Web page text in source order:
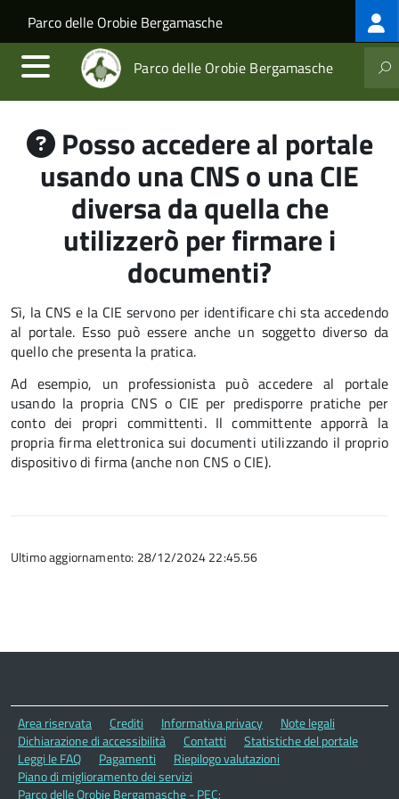
Salta al contenuto principale
Skip to site navigation
Parco delle Orobie Bergamasche
Parco delle Orobie Bergamasche
Posso accedere al portale
usando una CNS o una CIE
diversa da quella che
utilizzerò per firmare i
documenti?
Sì, la CNS e la CIE servono per identificare chi sta accedendo
al portale. Esso può essere anche un soggetto diverso da
quello che presenta la pratica.
Ad esempio, un professionista può accedere al portale
usando la propria CNS o CIE per predisporre pratiche per
conto dei propri committenti. Il committente apporrà la
propria firma elettronica sui documenti utilizzando il proprio
dispositivo di firma (anche non CNS o CIE).
Ultimo aggiornamento: 28/12/2024 22:45.56
Area riservata Crediti Informativa privacy
Note legali
Dichiarazione di accessibilità
Contatti
Statistiche del portale
Leggi le FAQ
Pagamenti
Riepilogo valutazioni
Piano di miglioramento dei servizi
Parco delle Orobie Bergamasche - PEC: